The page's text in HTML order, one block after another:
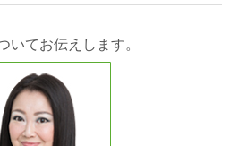
いてお伝えします。